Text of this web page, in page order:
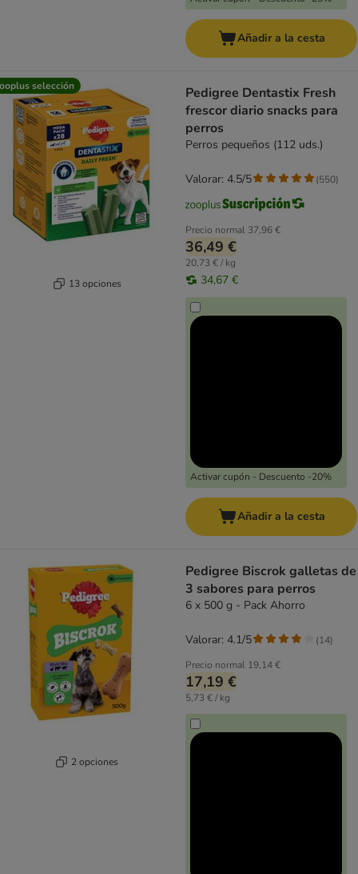
Añadir a la cesta
selección
13 opciones
Pedigree Dentastix Fresh
frescor diario snacks para
perros
Perros pequeños (112 uds.)
Precio normal 37,96 €
36,49 €
20,73 € / kg
34,67 €
Activar cupón - Descuento -20%
Valorar: 4.5/5 (550)
Añadir a la cesta
2 opciones
Pedigree Biscrok galletas de
3 sabores para perros
6 x 500 g - Pack Ahorro
Precio normal 19,14 €
17,19 €
5,73 € / kg
Valorar: 4.1/5 (14)